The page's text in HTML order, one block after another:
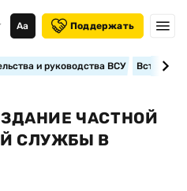
Аа Поддержать
и руководства ВСУ
ЧАСТНОЙ
СЛУЖБЫ В